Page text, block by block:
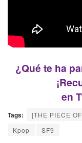
¿Qué te ha
en
Tags: [THE PIECE
Kpop
SF9